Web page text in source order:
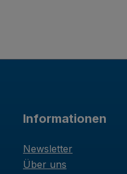
Informationen
Newsletter
Über uns